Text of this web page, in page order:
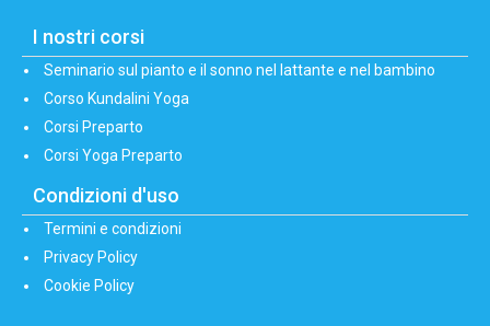
I nostri corsi
Seminario sul pianto e il sonno nel lattante e nel bambino
Corso Kundalini Yoga
Corsi Preparto
Corsi Yoga Preparto
Condizioni d'uso
Termini e condizioni
Privacy Policy
Cookie Policy